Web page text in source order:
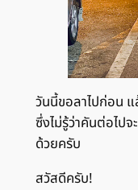
วันนี้ขอลาไปก่อน แ
ซึ่งไม่รู้ว่าคันต่อไปจ
ด้วยครับ
สวัสดีครับ!